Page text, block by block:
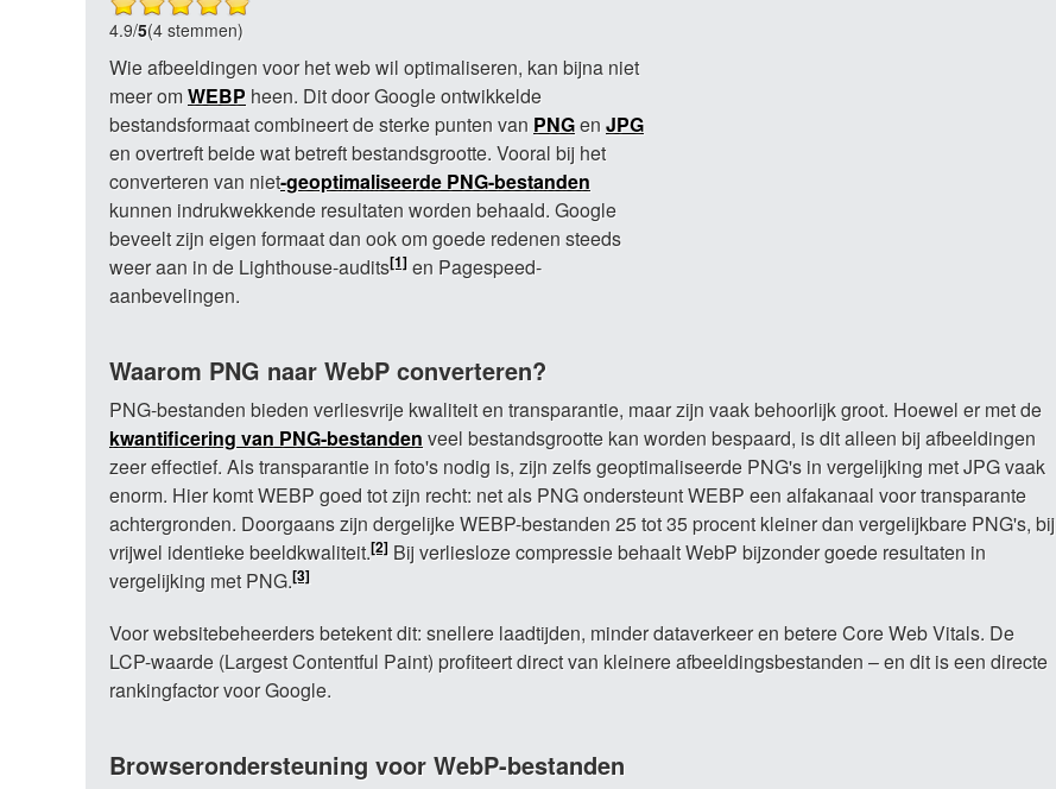
4.9/5(4 stemmen)
Wie afbeeldingen voor het web wil optimaliseren, kan bijna niet
meer om WEBP heen. Dit door Google ontwikkelde
bestandsformaat combineert de sterke punten van PNGen JPG
en overtreft beide wat betreft bestandsgrootte. Vooral bij het
converteren van niet-geoptimaliseerde PNG-bestanden
kunnen indrukwekkende resultaten worden behaald. Google
beveelt zijn eigen formaat dan ook om goede redenen steeds
weer aan in de Lighthouse-audits[1] en Pagespeed-
aanbevelingen.
Waarom PNG naar WebP converteren?
PNG-bestanden bieden verliesvrije kwaliteit en transparantie, maar zijn vaak behoorlijk groot. Hoewel er met de
kwantificering van PNG-bestanden veel bestandsgrootte kan worden bespaard, is dit alleen bij afbeeldingen
zeer effectief. Als transparantie in foto's nodig is, zijn zelfs geoptimaliseerde PNG's in vergelijking met JPG vaak
enorm. Hier komt WEBP goed tot zijn recht: net als PNG ondersteunt WEBP een alfakanaal voor transparante
achtergronden. Doorgaans zijn dergelijke WEBP-bestanden 25 tot 35 procent kleiner dan vergelijkbare PNG's, bij
vrijwel identieke beeldkwaliteit.[2] Bij verliesloze compressie behaalt WebP bijzonder goede resultaten in
vergelijking met PNG.[3]
Voor websitebeheerders betekent dit: snellere laadtijden, minder dataverkeer en betere Core Web Vitals. De
LCP-waarde (Largest Contentful Paint) profiteert direct van kleinere afbeeldingsbestanden – en dit is een directe
rankingfactor voor Google.
Browserondersteuning voor WebP-bestanden